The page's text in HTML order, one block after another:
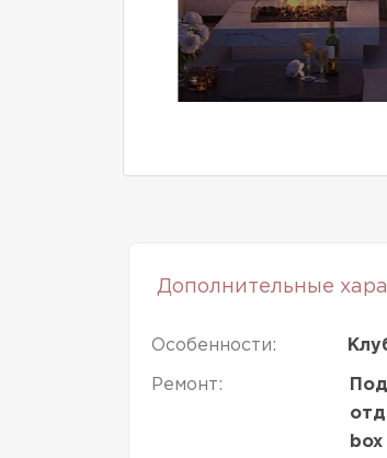
Дополнительные
Особенности:
Ремонт:
box